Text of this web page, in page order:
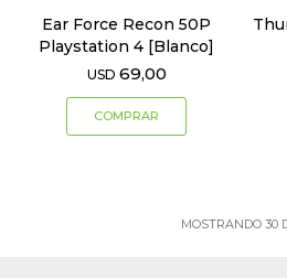
Ear Force Recon 50P
Playstation 4 [Blanco]
USD 69,00
MOSTRANDO 30